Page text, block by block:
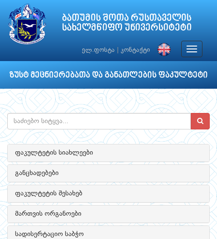
ბათუმის შოთა რუსთაველის
სახელმწიფო უნივერსიტეტი
ელ.ფოსტა კონტაქტი
Toggle
ზუსტ მეცნიერებათა და განათლების ფაკულტეტი
ფაკულტეტის სიახლეები
განცხადებები
ფაკულტეტის შესახებ
მართვის ორგანოები
სადისერტაციო საბჭო